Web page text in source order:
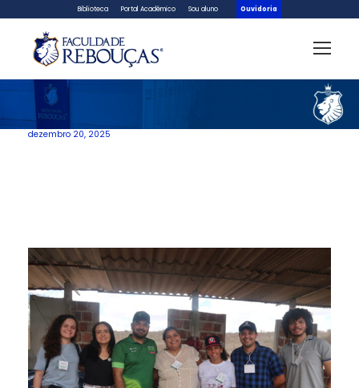
Biblioteca Portal Acadêmico Sou aluno Ouvidoria
dezembro 20, 2025